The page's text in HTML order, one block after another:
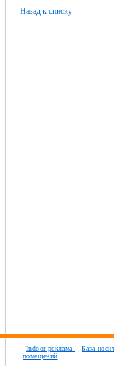
Назад к списку
Indoor-реклама
База
помещений